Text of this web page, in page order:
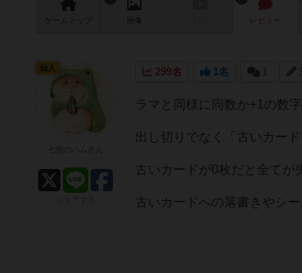
ゲーム 画像 レビュー
299名 1名 1
ラマと同様に同数か+1の数
出し切りでなく「古いカー
古いカードが0枚だと全てが
古いカードへの落書きやシ
仙人